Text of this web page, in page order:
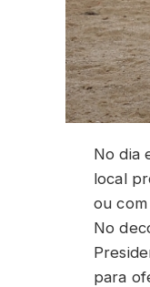
No dia
local
ou
No
para